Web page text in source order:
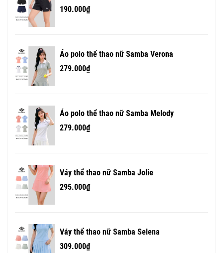
190.000₫
Áo polo thể thao nữ Samba Verona
279.000₫
Áo polo thể thao nữ Samba Melody
279.000₫
Váy thể thao nữ Samba Jolie
295.000₫
Váy thể thao nữ Samba Selena
309.000₫